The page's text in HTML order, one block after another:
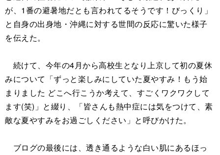
が、1番の避暑地だとも言われてるそうです！びっくり」
と自身の出身地・沖縄に対する世間の反応に驚いた様子
を伝えた。
続けて、今年の4月から高校生となり上京して初の夏休
みについて「ずっと楽しみにしていた夏やすみ！もう始
まりました どこへ行こうか考えて、すごくワクワクして
ます(笑)」と綴り、「皆さんも熱中症には気をつけて、素
敵な夏やすみをお過ごしください」と呼びかけた。
ブログの最後には、透き通るような白い肌にあるほっ